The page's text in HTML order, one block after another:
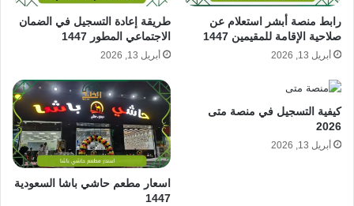
رابط منصة أبشر استعلام عن
صلاحية الإقامة للمقيمين 1447
أبريل 13, 2026
طريقة إعادة التسجيل في الضمان
الاجتماعي المطور 1447
أبريل 13, 2026
كيفية التسجيل في منصة متى
2026
أبريل 13, 2026
اسعار مطعم حاشي باشا السعودية
1447